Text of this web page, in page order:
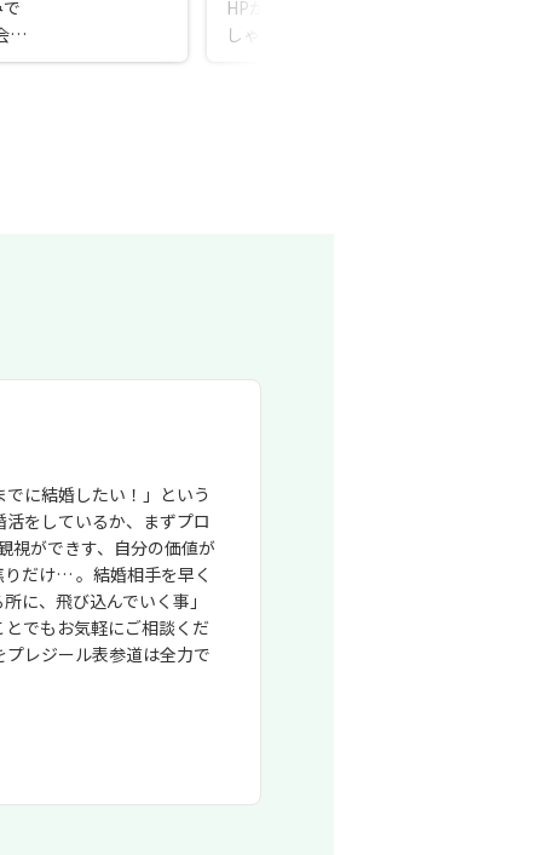
え
ト
HPが可愛かった！他の相談所より全然お
しゃれで、場所もよかった！
に結婚したい！」という
をしているか、まずプロ
視ができす、自分の価値が
だけ… 。結婚相手を早く
に、飛び込んでいく事」
でもお気軽にご相談くだ
レジール表参道は全力で